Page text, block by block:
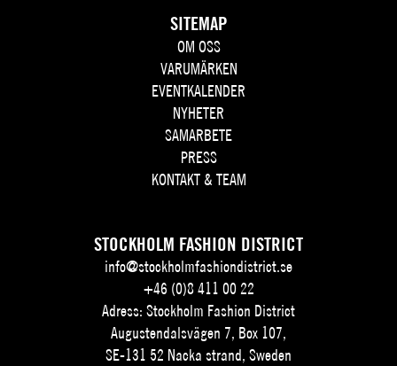
SITEMAP
OM OSS
VARUMÄRKEN
EVENTKALENDER
NYHETER
SAMARBETE
PRESS
KONTAKT & TEAM
STOCKHOLM FASHION DISTRICT
info@stockholmfashiondistrict.se
+46 (0)8 411 00 22
Adress: Stockholm Fashion District
Augustendalsvägen 7, Box 107,
SE-131 52 Nacka strand, Sweden